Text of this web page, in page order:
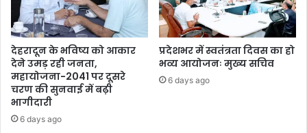
देहरादून के भविष्य को आकार
देने उमड़ रही जनता,
महायोजना-2041 पर दूसरे
चरण की सुनवाई में बढ़ी
भागीदारी
6 days ago
प्रदेशभर में स्वतंत्रता दिवस का हो
भव्य आयोजनः मुख्य सचिव
6 days ago